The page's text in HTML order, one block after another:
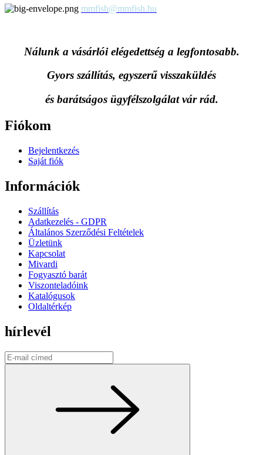
mmfish@mmfish.hu
Nálunk a vásárlói elégedettség a legfontosabb.
Gyors szállítás, egyszerű visszaküldés
és barátságos ügyfélszolgálat vár rád.
Fiókom
Bejelentkezés
Saját fiók
Információk
Szállítás
Adatkezelés - GDPR
Általános Szerződési Feltételek
Üzletünk
Kapcsolat
Mivardi
Fogyasztó barát
Viszonteladóink
Katalógusok
Oldaltérkép
hírlevél